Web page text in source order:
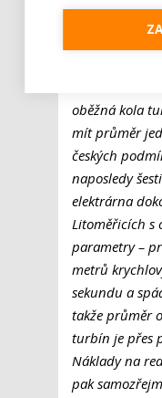
oběžná kola
mít průměr
českých
naposledy
elektrárna
Litoměřicích s
parametry –
metrů
sekundu a
takže průměr
turbín je přes
Náklady na
pak